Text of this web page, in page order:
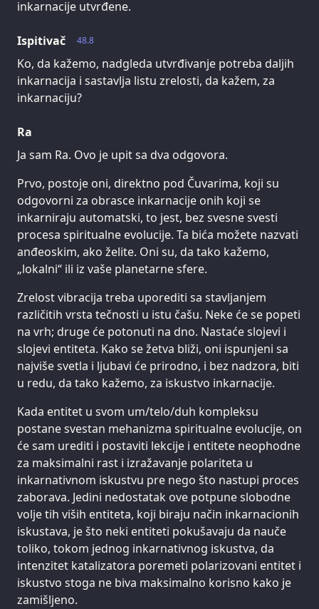
inkarnacije utvrđene.
48.8
Ispitivač
Ko, da kažemo, nadgleda utvrđivanje potreba daljih
inkarnacija i sastavlja listu zrelosti, da kažem, za
inkarnaciju?
Ra
Ja sam Ra. Ovo je upit sa dva odgovora.
Prvo, postoje oni, direktno pod Čuvarima, koji su
odgovorni za obrasce inkarnacije onih koji se
inkarniraju automatski, to jest, bez svesne svesti
procesa spiritualne evolucije. Ta bića možete nazvati
anđeoskim, ako želite. Oni su, da tako kažemo,
„lokalni“ ili iz vaše planetarne sfere.
Zrelost vibracija treba uporediti sa stavljanjem
različitih vrsta tečnosti u istu čašu. Neke će se popeti
na vrh; druge će potonuti na dno. Nastaće slojevi i
slojevi entiteta. Kako se žetva bliži, oni ispunjeni sa
najviše svetla i ljubavi će prirodno, i bez nadzora, biti
u redu, da tako kažemo, za iskustvo inkarnacije.
Kada entitet u svom um/telo/duh kompleksu
postane svestan mehanizma spiritualne evolucije, on
će sam urediti i postaviti lekcije i entitete neophodne
za maksimalni rast i izražavanje polariteta u
inkarnativnom iskustvu pre nego što nastupi proces
zaborava. Jedini nedostatak ove potpune slobodne
volje tih viših entiteta, koji biraju način inkarnacionih
iskustava, je što neki entiteti pokušavaju da nauče
toliko, tokom jednog inkarnativnog iskustva, da
intenzitet katalizatora poremeti polarizovani entitet i
iskustvo stoga ne biva maksimalno korisno kako je
zamišljeno.